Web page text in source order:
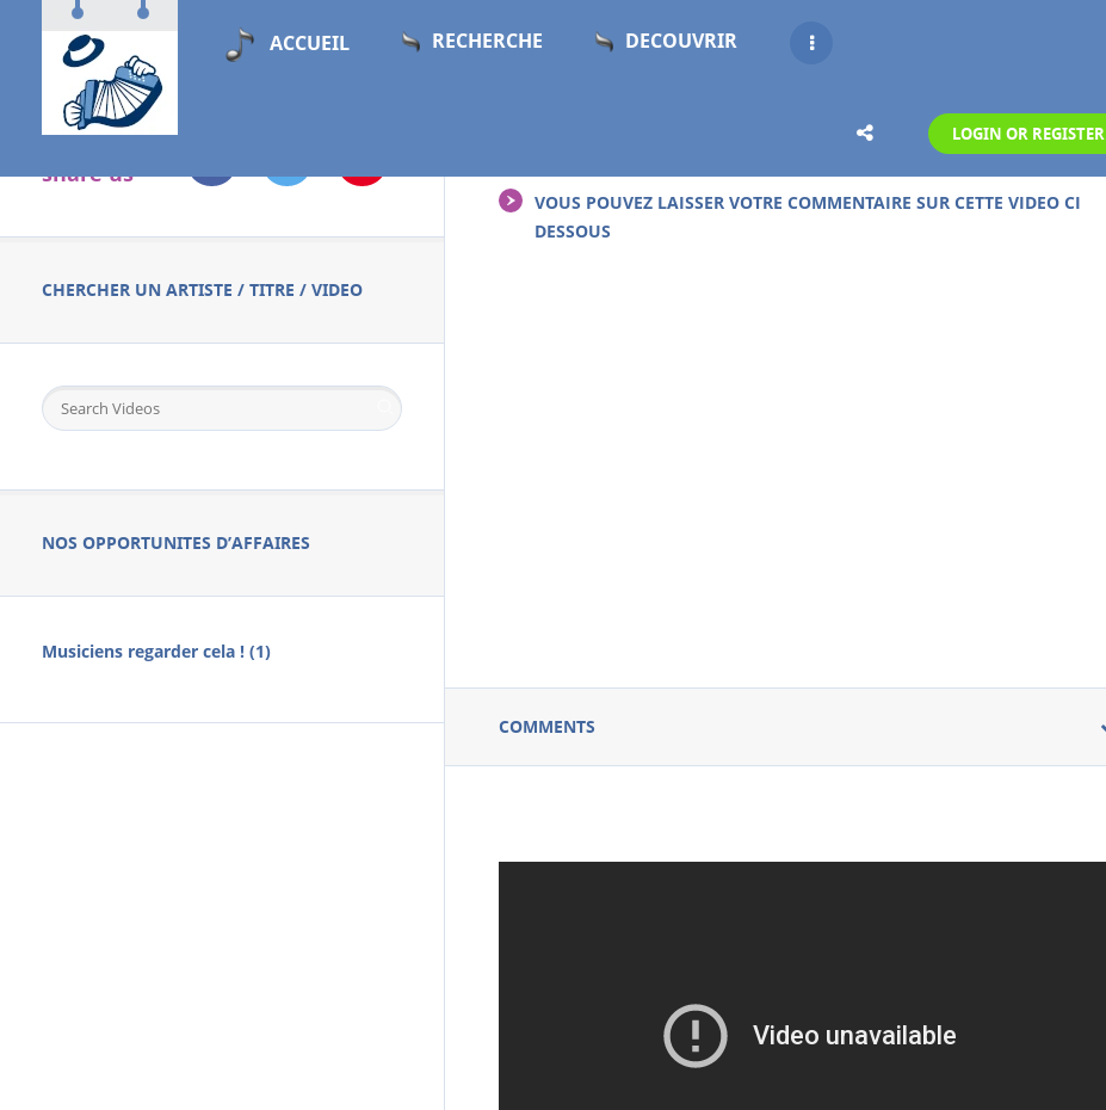
ACCUEIL RECHERCHE DECOUVRIR
LOGIN OR REGISTER
Follow &
share us
CHERCHER UN ARTISTE / TITRE / VIDEO
NOS OPPORTUNITES D’AFFAIRES
Musiciens regarder cela ! (1)
PLUD DE 19 000 VIDEOS GRATUITES SUR CE SITE !
VOUS POUVEZ LAISSER VOTRE COMMENTAIRE SUR CETTE VIDEO CI
DESSOUS
COMMENTS